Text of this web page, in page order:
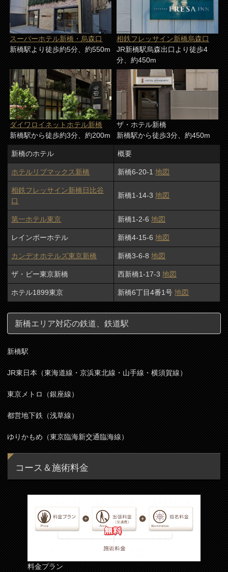
スーパーホテル新橋・烏森口
新橋駅より徒歩約5分、約550m
相鉄フレッサイン新橋烏森口
JR新橋駅烏森出口より徒歩4
分、約450m
ダイワロイネットホテル新橋
新橋駅から徒歩約3分、約200m
ザ・ホテル新橋
新橋駅から徒歩3分、約450m
新橋のホテル 概要
ホテルリブマックス新橋 新橋6-20-1地図
相鉄フレッサイン新橋日比谷
口
新橋1-14-3地図
第一ホテル東京 新橋1-2-6地図
レインボーホテル 新橋4-15-6地図
カンデオホテルズ東京新橋 新橋3-6-8地図
ザ・ビー東京新橋 西新橋1-17-3地図
ホテル1899東京 新橋6丁目4番1号地図
新橋エリア対応の鉄道、鉄道駅
新橋駅
JR東日本（東海道線・京浜東北線・山手線・横須賀線）
東京メトロ（銀座線）
都営地下鉄（浅草線）
ゆりかもめ（東京臨海新交通臨海線）
コース＆施術料金
料金プラン